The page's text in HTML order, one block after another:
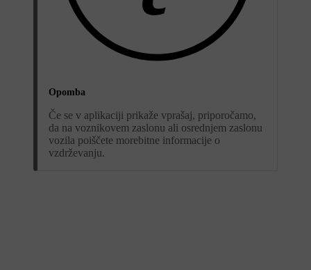
Opomba
Če se v aplikaciji prikaže vprašaj, priporočamo,
da na voznikovem zaslonu ali osrednjem zaslonu
vozila poiščete morebitne informacije o
vzdrževanju.